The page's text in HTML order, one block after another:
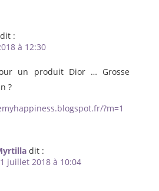
dit :
à 12:30
un produit Dior … Grosse
?
?m=1
dit :
juillet 2018 à 10:04